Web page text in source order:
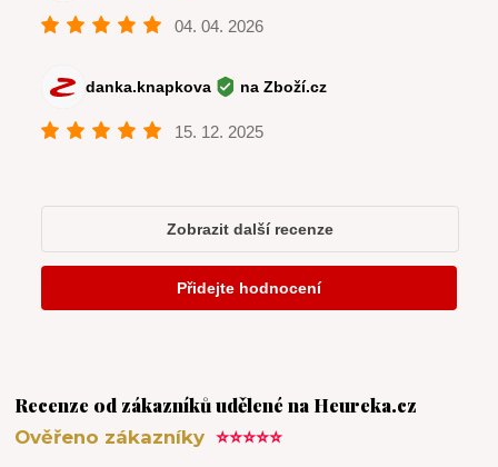
Recenze od zákazníků udělené na Heureka.cz
Ověřeno zákazníky⭐⭐⭐⭐⭐